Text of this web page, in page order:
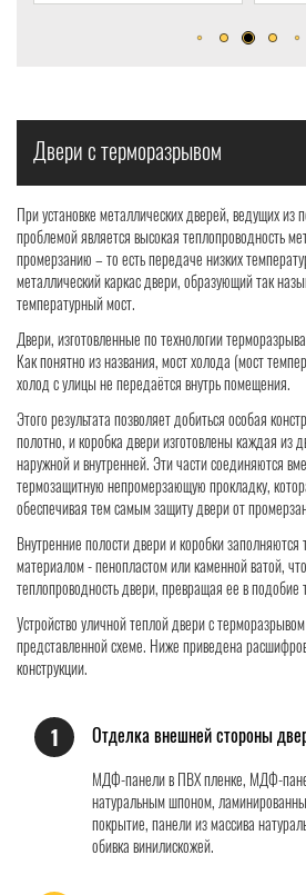
Двери с терморазрывом
При установке металлических дверей, ведущих из
проблемой является высокая теплопроводность
промерзанию – то есть передаче низких
металлический каркас двери, образующий так
температурный мост.
Двери, изготовленные по технологии
Как понятно из названия, мост холода (мост
холод с улицы не передаётся внутрь помещения.
Этого результата позволяет добиться особая
полотно, и коробка двери изготовлены каждая из
наружной и внутренней. Эти части соединяются
термозащитную непромерзающую прокладку,
обеспечивая тем самым защиту двери от
Внутренние полости двери и коробки
материалом - пенопластом или каменной ватой,
теплопроводность двери, превращая ее в подобие
Устройство уличной теплой двери с
представленной схеме. Ниже приведена
конструкции.
1 Отделка внешней стороны
МДФ-панели в ПВХ пленке, МДФ-
натуральным шпоном,
покрытие, панели из массива
обивка винилискожей.